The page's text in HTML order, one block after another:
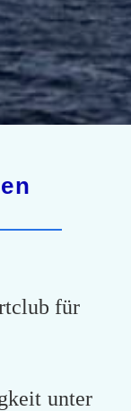
für
unter